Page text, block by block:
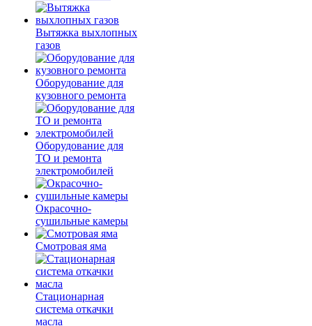
Вытяжка выхлопных
газов
Оборудование для
кузовного ремонта
Оборудование для
ТО и ремонта
электромобилей
Окрасочно-
сушильные камеры
Смотровая яма
Стационарная
система откачки
масла